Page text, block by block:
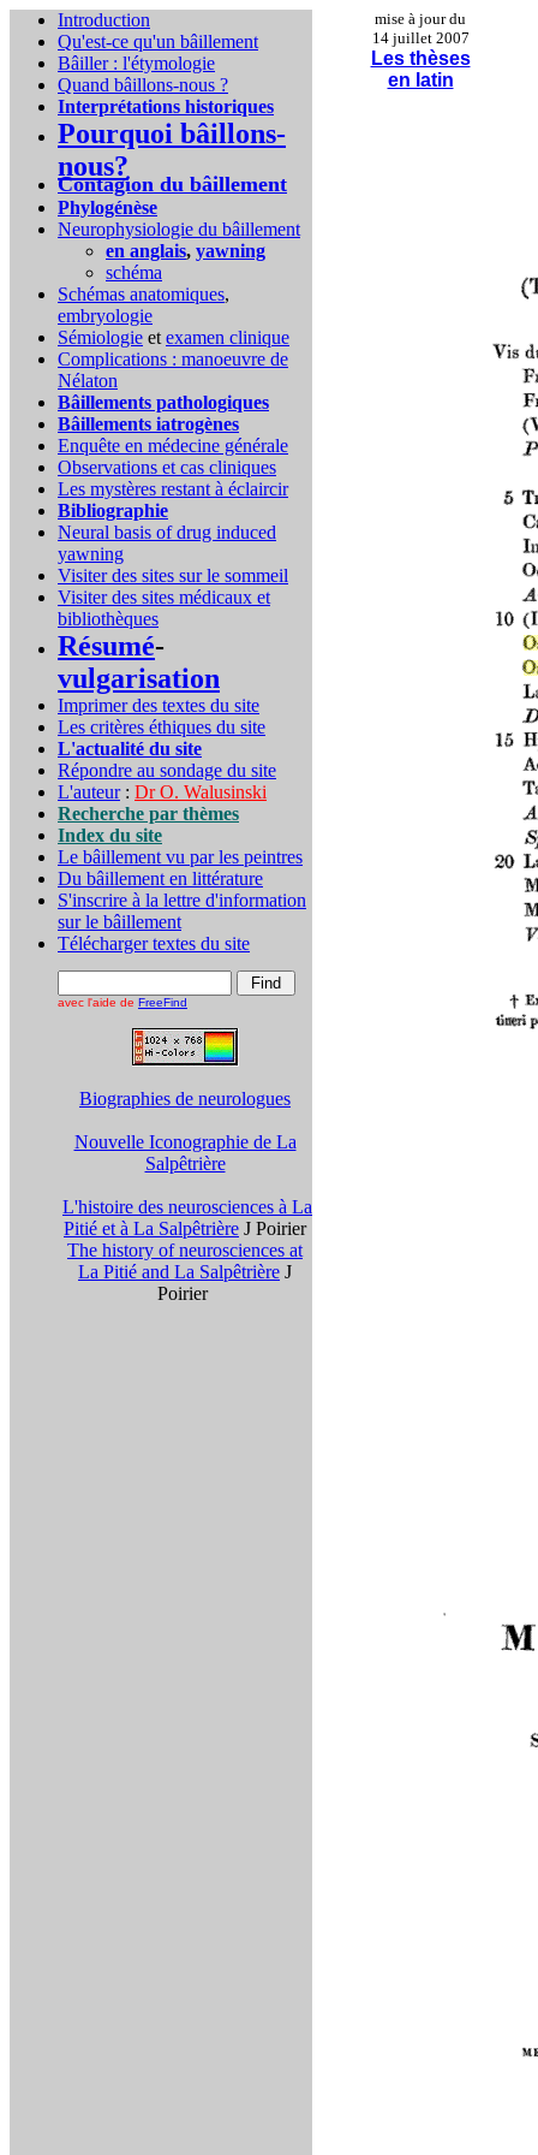
Introduction
Qu'est-ce qu'un bâillement
Bâiller : l'étymologie
Quand bâillons-nous ?
Interprétations historiques
Pourquoi bâillons-
nous?
Contagion du bâillement
Phylogénèse
Neurophysiologie du bâillement
en anglais, yawning
schéma
Schémas anatomiques,
embryologie
Sémiologie et examen clinique
Complications : manoeuvre de
Nélaton
Bâillements pathologiques
Bâillements iatrogènes
Enquête en médecine générale
Observations et cas cliniques
Les mystères restant à éclaircir
Bibliographie
Neural basis of drug induced
yawning
Visiter des sites sur le sommeil
Visiter des sites médicaux et
bibliothèques
Résumé-
vulgarisation
Imprimer des textes du site
Les critères éthiques du site
L'actualité du site
Répondre au sondage du site
L'auteur: Dr O. Walusinski
Recherche par thèmes
Index du site
Le bâillement vu par les peintres
Du bâillement en littérature
S'inscrire à la lettre d'information
sur le bâillement
Télécharger textes du site
avec l'aide de FreeFind
Biographies de neurologues
Nouvelle Iconographie de La
Salpêtrière
L'histoire des neurosciences à La
Pitié et à La Salpêtrière J Poirier
The history of neurosciences at
La Pitié and La Salpêtrière J
Poirier
mise à jour du
14 juillet 2007
Les thèses
en latin